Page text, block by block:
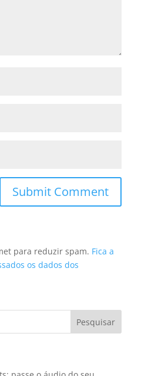
para reduzir spam. Fica a
os dados dos